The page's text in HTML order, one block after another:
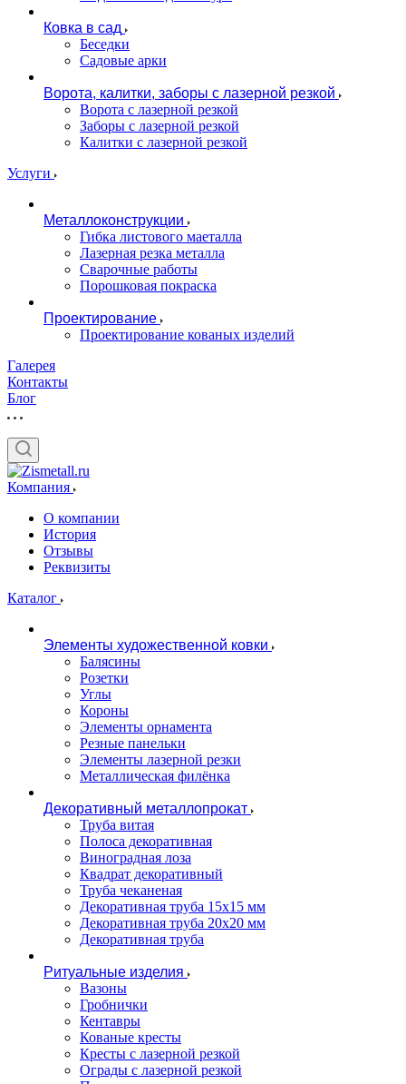
Ковка в сад
Беседки
Садовые арки
Ворота, калитки, заборы с лазерной резкой
Ворота с лазерной резкой
Заборы с лазерной резкой
Калитки с лазерной резкой
Услуги
Металлоконструкции
Гибка листового маеталла
Лазерная резка металла
Сварочные работы
Порошковая покраска
Проектирование
Проектирование кованых изделий
Галерея
Контакты
Блог
Компания
О компании
История
Отзывы
Реквизиты
Каталог
Элементы художественной ковки
Балясины
Розетки
Углы
Короны
Элементы орнамента
Резные панельки
Элементы лазерной резки
Металлическая филёнка
Декоративный металлопрокат
Труба витая
Полоса декоративная
Виноградная лоза
Квадрат декоративный
Труба чеканеная
Декоративная труба 15х15 мм
Декоративная труба 20х20 мм
Декоративная труба
Ритуальные изделия
Вазоны
Гробнички
Кентавры
Кованые кресты
Кресты с лазерной резкой
Ограды с лазерной резкой